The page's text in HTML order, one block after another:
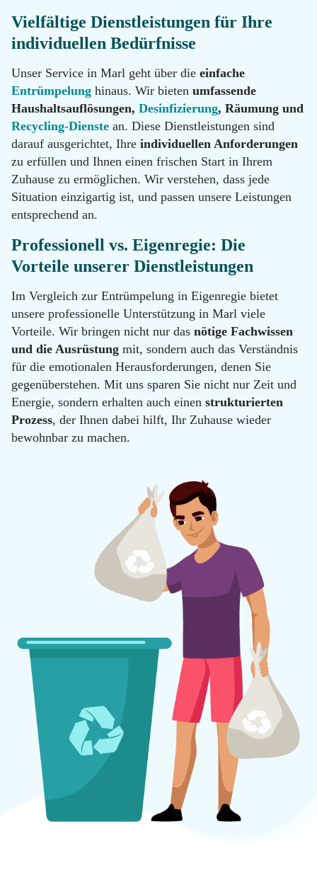
Vielfältige Dienstleistungen für Ihre
individuellen Bedürfnisse
Unser Service in Marl geht über die einfache
Entrümpelung hinaus. Wir bieten umfassende
Haushaltsauflösungen, Desinfizierung, Räumung und
Recycling-Dienste an. Diese Dienstleistungen sind
darauf ausgerichtet, Ihre individuellen Anforderungen
zu erfüllen und Ihnen einen frischen Start in Ihrem
Zuhause zu ermöglichen. Wir verstehen, dass jede
Situation einzigartig ist, und passen unsere Leistungen
entsprechend an.
Professionell vs. Eigenregie: Die
Vorteile unserer Dienstleistungen
Im Vergleich zur Entrümpelung in Eigenregie bietet
unsere professionelle Unterstützung in Marl viele
Vorteile. Wir bringen nicht nur das nötige Fachwissen
und die Ausrüstung mit, sondern auch das Verständnis
für die emotionalen Herausforderungen, denen Sie
gegenüberstehen. Mit uns sparen Sie nicht nur Zeit und
Energie, sondern erhalten auch einen strukturierten
Prozess, der Ihnen dabei hilft, Ihr Zuhause wieder
bewohnbar zu machen.
Malerarbeiten
Renovierung
Tatortreinigung
Hotline
0800
11 22
100
Email
info@messie-
wohnungen.de
Standorte
Hotline
0800
11 22
100
Email
info@messie-
wohnungen.de